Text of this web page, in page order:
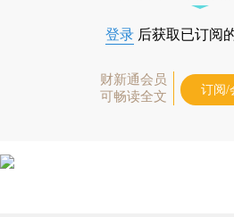
登录 后获取已订阅
财新通会员
可畅读全文
订阅/